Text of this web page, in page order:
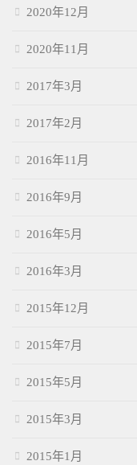
2020年12月
2020年11月
2017年3月
2017年2月
2016年11月
2016年9月
2016年5月
2016年3月
2015年12月
2015年7月
2015年5月
2015年3月
2015年1月